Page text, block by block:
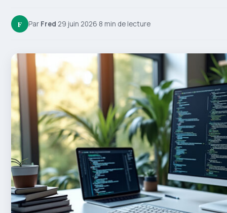
F Par Fred·29 juin 2026·8 min de lecture